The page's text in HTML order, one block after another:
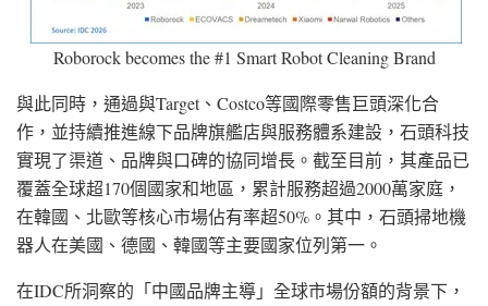
Roborock becomes the #1 Smart Robot Cleaning Brand
與此同時，通過與Target、Costco等國際零售巨頭深化合
作，並持續推進線下品牌旗艦店與服務體系建設，石頭科技
實現了渠道、品牌與口碑的協同增長。截至目前，其產品已
覆蓋全球超170個國家和地區，累計服務超過2000萬家庭，
在韓國、北歐等核心市場佔有率超50%。其中，石頭掃地機
器人在美國、德國、韓國等主要國家位列第一。
在IDC所洞察的「中國品牌主導」全球市場份額的背景下，